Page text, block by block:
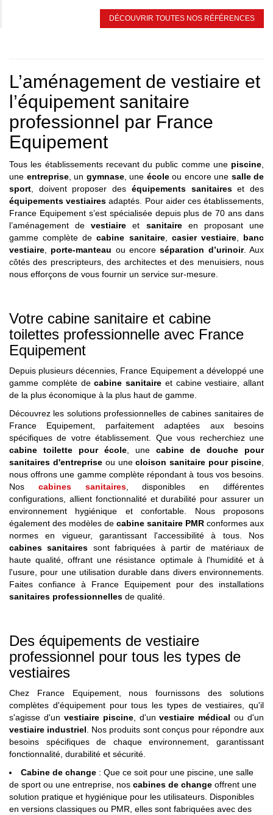
DÉCOUVRIR TOUTES NOS RÉFÉRENCES
L’aménagement de vestiaire et
l’équipement sanitaire
professionnel par France
Equipement
Tous les établissements recevant du public comme une piscine
une entreprise, un gymnase, une écoleou encore une salle de
sport , doivent proposer des équipements sanitaireset des
équipements vestiaires adaptés. Pour aider ces établissements,
France Equipement s’est spécialisée depuis plus de 70 ans dans
l’aménagement devestiaire et sanitaireen proposant une
gamme complète decabine sanitaire, casier vestiaire, banc
vestiaire
porte-manteau ou encoreséparation d’urinoir. Aux
côtés des prescripteurs, des architectes et des menuisiers, nous
nous efforçons de vous fournir un service sur-mesure.
Votre cabine sanitaire et cabine
toilettes professionnelle avec France
Equipement
Depuis plusieurs décennies, France Equipement a développé une
gamme complète decabine sanitaire et cabine vestiaire, allant
de la plus économique à la plus haut de gamme.
Découvrez les solutions professionnelles de cabines sanitaires de
France Equipement, parfaitement adaptées aux besoins
spécifiques de votre établissement. Que vous recherchiez une
cabine toilette pour école , une cabine de douche pour
sanitaires d'entrepriseou unecloison sanitaire pour piscine
nous offrons une gamme complète répondant à tous vos besoins.
Nos cabines sanitaires, disponibles en différentes
configurations, allient fonctionnalité et durabilité pour assurer un
environnement hygiénique et confortable. Nous proposons
également des modèles de cabine sanitaire PMR conformes aux
normes en vigueur, garantissant l'accessibilité à tous. Nos
cabines sanitaires sont fabriquées à partir de matériaux de
haute qualité, offrant une résistance optimale à l'humidité et à
l'usure, pour une utilisation durable dans divers environnements.
Faites confiance à France Equipement pour des installations
sanitaires professionnelles de qualité.
Des équipements de vestiaire
professionnel pour tous les types de
vestiaires
Chez France Equipement, nous fournissons des solutions
complètes d'équipement pour tous les types de vestiaires, qu'il
s'agisse d'un vestiaire piscine, d'unvestiaire médical ou d'un
vestiaire industriel . Nos produits sont conçus pour répondre aux
besoins spécifiques de chaque environnement, garantissant
fonctionnalité, durabilité et sécurité.
Cabine de change : Que ce soit pour une piscine, une salle
de sport ou une entreprise, nos cabines de change offrent une
solution pratique et hygiénique pour les utilisateurs. Disponibles
en versions classiques ou PMR, elles sont fabriquées avec des